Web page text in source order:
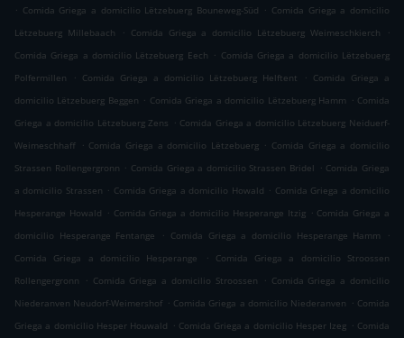
. Comida Griega a domicilio Lëtzebuerg Bouneweg-Süd . Comida Griega a domicilio
Lëtzebuerg Millebaach
. Comida Griega a domicilio Lëtzebuerg Weimeschkierch
.
Comida Griega a domicilio Lëtzebuerg Eech . Comida Griega a domicilio Lëtzebuerg
Polfermillen
. Comida Griega a domicilio Lëtzebuerg Helftent . Comida Griega a
domicilio Lëtzebuerg Beggen . Comida Griega a domicilio Lëtzebuerg Hamm . Comida
Griega a domicilio Lëtzebuerg Zens . Comida Griega a domicilio Lëtzebuerg Neiduerf-
Weimeschhaff . Comida Griega a domicilio Lëtzebuerg . Comida Griega a domicilio
Strassen Rollengergronn . Comida Griega a domicilio Strassen Bridel . Comida Griega
a domicilio Strassen . Comida Griega a domicilio Howald . Comida Griega a domicilio
Hesperange Howald . Comida Griega a domicilio Hesperange Itzig . Comida Griega a
domicilio Hesperange Fentange
. Comida Griega a domicilio Hesperange Hamm
.
Comida Griega a domicilio Hesperange
.
Comida Griega a domicilio Stroossen
Rollengergronn
. Comida Griega a domicilio Stroossen . Comida Griega a domicilio
Niederanven Neudorf-Weimershof . Comida Griega a domicilio Niederanven . Comida
Griega a domicilio Hesper Houwald . Comida Griega a domicilio Hesper Izeg . Comida